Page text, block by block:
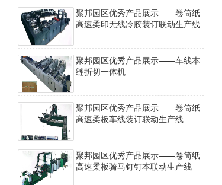
聚邦园区优秀产品展示——卷筒纸
高速柔印无线冷胶装订联动生产线
聚邦园区优秀产品展示——车线本
缝折切一体机
聚邦园区优秀产品展示——卷筒纸
高速柔板车线装订联动生产线
聚邦园区优秀产品展示——卷筒纸
高速柔板骑马钉钉本联动生产线